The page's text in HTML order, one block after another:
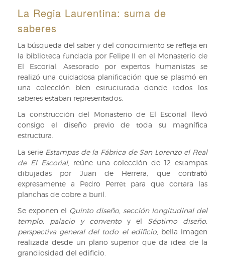
emperador
y
del
texto
vida
y
hechos
emperador
Carlos
V,
de
Prudencia
de
Sandoval.
1618.
Tabla
las
cosas
notables
La Regia Laurentina: suma de
saberes
La búsqueda del saber y del conocimiento se refleja en
la biblioteca fundada por Felipe II en el Monasterio de
El Escorial. Asesorado por expertos humanistas se
realizó una cuidadosa planificación que se plasmó en
una colección bien estructurada donde todos los
saberes estaban representados.
La construcción del Monasterio de El Escorial llevó
consigo el diseño previo de toda su magnífica
estructura.
La serie Estampas de la Fábrica de San Lorenzo el Real
de El Escorial, reúne una colección de 12 estampas
dibujadas por Juan de Herrera, que contrató
expresamente a Pedro Perret para que cortara las
planchas de cobre a buril.
Se exponen el Quinto diseño, sección longitudinal del
templo, palacio y convento y el Séptimo diseño,
perspectiva general del todo el edificio, bella imagen
realizada desde un plano superior que da idea de la
grandiosidad del edificio.